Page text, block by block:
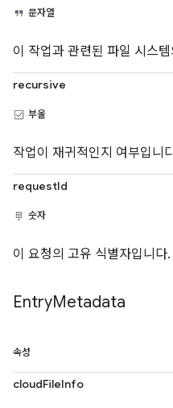
문자열
이 작업과 관련된 파일 시스
recursive
부울
작업이 재귀적인지 여부입니
requestId
숫자
이 요청의 고유 식별자입니다.
EntryMetadata
속성
cloudFileInfo